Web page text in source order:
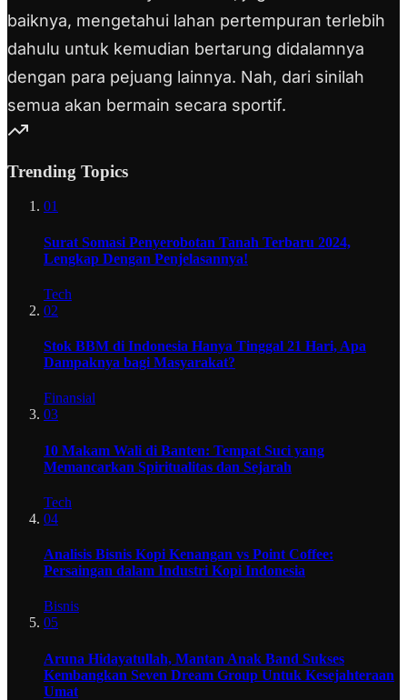
baiknya, mengetahui lahan pertempuran terlebih
dahulu untuk kemudian bertarung didalamnya
dengan para pejuang lainnya. Nah, dari sinilah
semua akan bermain secara sportif.
Trending Topics
01
Surat Somasi Penyerobotan Tanah Terbaru 2024,
Lengkap Dengan Penjelasannya!
Tech
02
Stok BBM di Indonesia Hanya Tinggal 21 Hari, Apa
Dampaknya bagi Masyarakat?
Finansial
03
10 Makam Wali di Banten: Tempat Suci yang
Memancarkan Spiritualitas dan Sejarah
Tech
04
Analisis Bisnis Kopi Kenangan vs Point Coffee:
Persaingan dalam Industri Kopi Indonesia
Bisnis
05
Aruna Hidayatullah, Mantan Anak Band Sukses
Kembangkan Seven Dream Group Untuk Kesejahteraan
Umat